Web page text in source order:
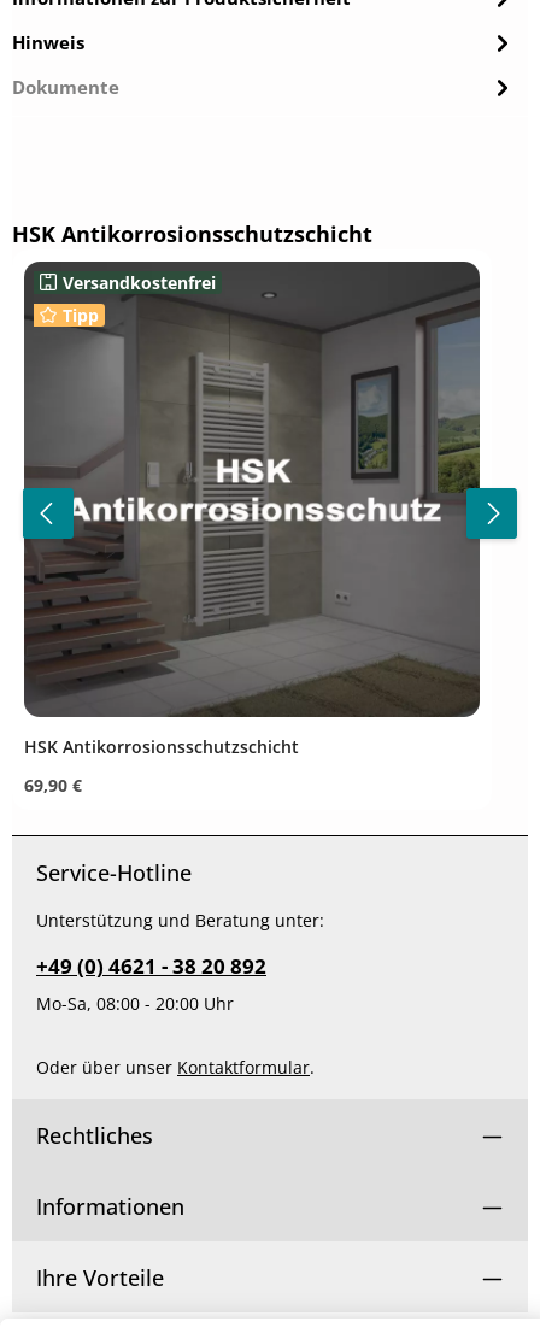
Hinweis
Dokumente
Produktgalerie überspringen
HSK Antikorrosionsschutzschicht
Versandkostenfrei
Tipp
HSK Antikorrosionsschutzschicht
Regulärer Preis:
69,90 €
Produkt Anzahl: Gib den gewünschten Wert ein
Service-Hotline
Unterstützung und Beratung unter:
+49 (0) 4621 - 38 20 892
Mo-Sa, 08:00 - 20:00 Uhr
Oder über unser Kontaktformular.
Rechtliches
Informationen
Ihre Vorteile